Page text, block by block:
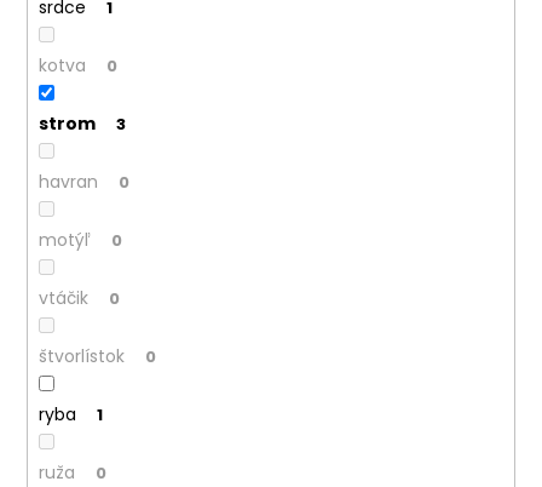
srdce 1
kotva 0
strom 3
havran 0
motýľ 0
vtáčik 0
štvorlístok 0
ryba 1
ruža 0